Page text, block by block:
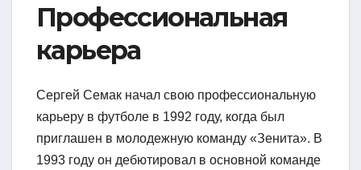
Профессиональная
карьера
Сергей Семак начал свою профессиональную
карьеру в футболе в 1992 году, когда был
приглашен в молодежную команду «Зенита». В
1993 году он дебютировал в основной команде